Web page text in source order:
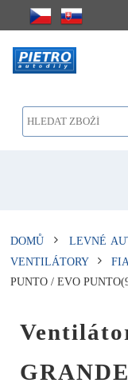
DOMŮ LEVNÉ
VENTILÁTORY
PUNTO / EVO